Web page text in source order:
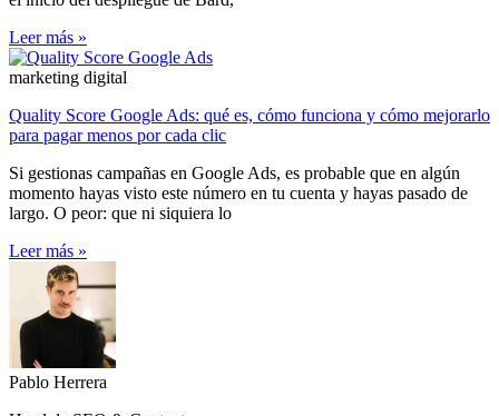
Leer más »
marketing digital
Quality Score Google Ads: qué es, cómo funciona y cómo mejorarlo
para pagar menos por cada clic
Si gestionas campañas en Google Ads, es probable que en algún
momento hayas visto este número en tu cuenta y hayas pasado de
largo. O peor: que ni siquiera lo
Leer más »
Pablo Herrera